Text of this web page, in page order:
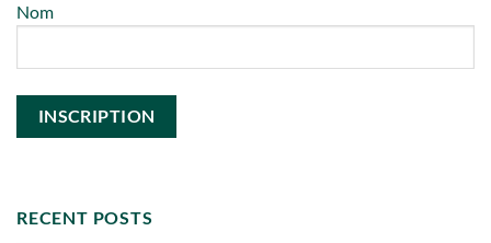
Nom
RECENT POSTS